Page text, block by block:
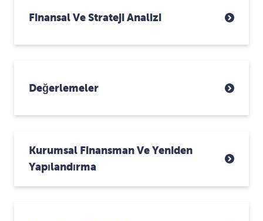
Finansal Ve Strateji Analizi
Değerlemeler
Kurumsal Finansman Ve Yeniden
Yapılandırma